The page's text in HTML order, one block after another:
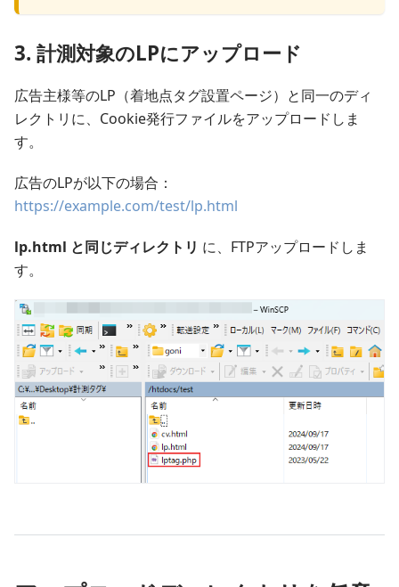
3. 計測対象のLPにアップロード
広告主様等のLP（着地点タグ設置ページ）と同一のディ
レクトリに、Cookie発行ファイルをアップロードしま
す。
広告のLPが以下の場合：
https://example.com/test/lp.html
lp.html と同じディレクトリ に、FTPアップロードしま
す。